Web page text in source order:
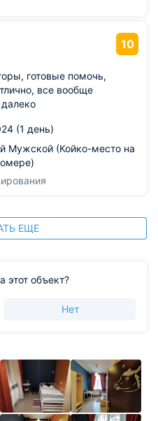
10
готовые помочь,
все вообще
(1 день)
Мужской (Койко-место на
ЕЩЕ
этот объект?
Нет